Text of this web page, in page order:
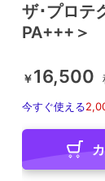
ザ･プロテ
PA+++＞
￥16,500
今すぐ使える